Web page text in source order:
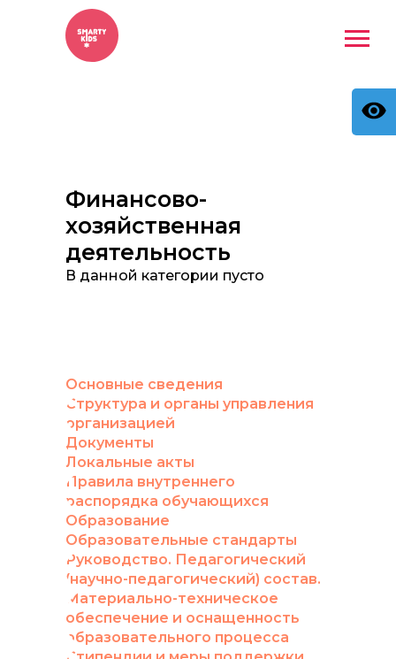
Финансово-
хозяйственная
деятельность
В данной категории пусто
Основные сведения
Структура и органы управления
организацией
Документы
Локальные акты
Правила внутреннего
распорядка обучающихся
Образование
Образовательные стандарты
Руководство. Педагогический
(научно-педагогический) состав.
Материально-техническое
обеспечение и оснащенность
образовательного процесса